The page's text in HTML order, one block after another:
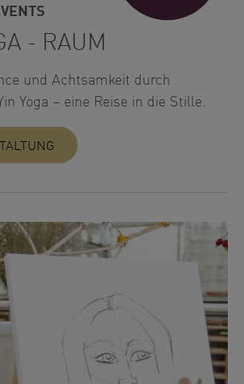
- RAUM
und Achtsamkeit durch
Yoga – eine Reise in die Stille.